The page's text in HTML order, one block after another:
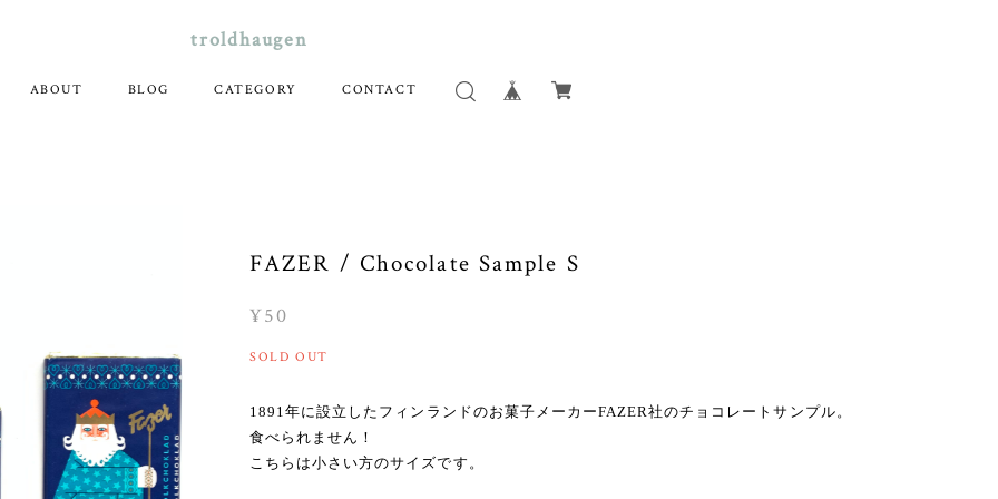
troldhaugen
ABOUT BLOG CATEGORY CONTACT
FAZER / Chocolate Sample S
¥50
SOLD OUT
1891年に設立したフィンランドのお菓子メーカーFAZER社のチョコレートサンプル。
食べられません！
こちらは小さい方のサイズです。